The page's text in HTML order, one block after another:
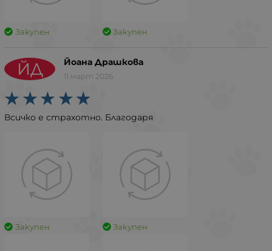
Закупен Закупен
ЙД Йоана Драшкова
11 март 2026
Всичко е страхотно. Благодаря
Закупен Закупен